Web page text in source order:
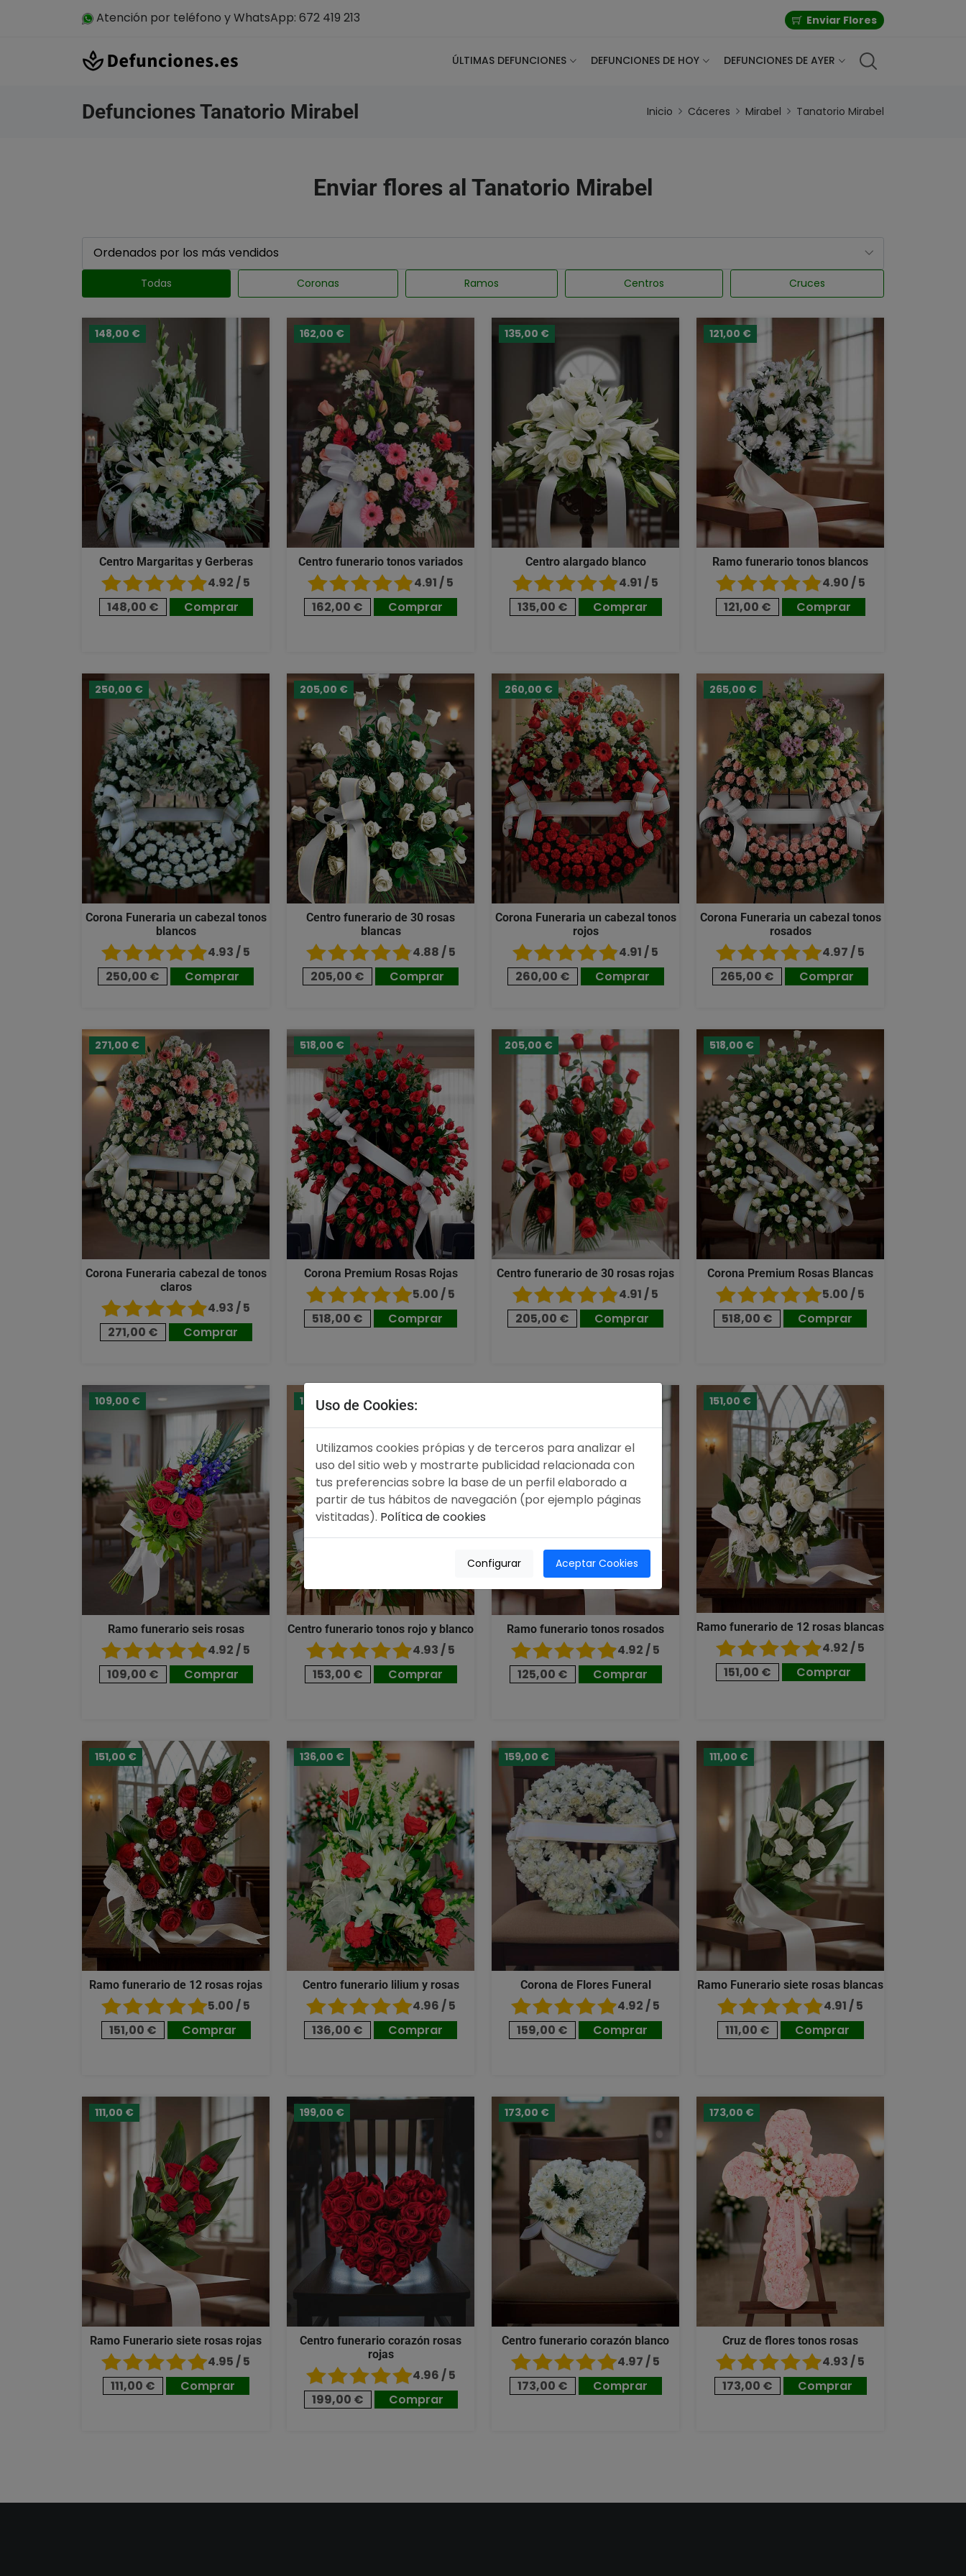
Atención por teléfono y WhatsApp: 672 419 213 Enviar Flores
ÚLTIMAS DEFUNCIONES DEFUNCIONES DE HOY DEFUNCIONES DE AYER
Defunciones Tanatorio Mirabel Inicio Cáceres Mirabel Tanatorio Mirabel
Enviar flores al Tanatorio Mirabel
Todas Coronas Ramos Centros Cruces
148,00 €
Centro Margaritas y Gerberas
4.92 / 5
148,00 €
Comprar
162,00 €
Centro funerario tonos variados
4.91 / 5
162,00 €
Comprar
135,00 €
Centro alargado blanco
4.91 / 5
135,00 €
Comprar
121,00 €
Ramo funerario tonos blancos
4.90 / 5
121,00 €
Comprar
250,00 €
Corona Funeraria un cabezal tonos
blancos
4.93 / 5
250,00 €
Comprar
205,00 €
Centro funerario de 30 rosas
blancas
4.88 / 5
205,00 €
Comprar
260,00 €
Corona Funeraria un cabezal tonos
rojos
4.91 / 5
260,00 €
Comprar
265,00 €
Corona Funeraria un cabezal tonos
rosados
4.97 / 5
265,00 €
Comprar
271,00 €
Corona Funeraria cabezal de tonos
claros
4.93 / 5
271,00 €
Comprar
518,00 €
Corona Premium Rosas Rojas
5.00 / 5
518,00 €
Comprar
205,00 €
Centro funerario de 30 rosas rojas
4.91 / 5
205,00 €
Comprar
518,00 €
Corona Premium Rosas Blancas
5.00 / 5
518,00 €
Comprar
109,00 €
Ramo funerario seis rosas
4.92 / 5
109,00 €
Comprar
153,00 €
Centro funerario tonos rojo y blanco
4.93 / 5
153,00 €
Comprar
Ramo funerario tonos rosados
4.92 / 5
125,00 €
Comprar
151,00 €
Ramo funerario de 12 rosas blancas
4.92 / 5
151,00 €
Comprar
151,00 €
Ramo funerario de 12 rosas rojas
5.00 / 5
151,00 €
Comprar
136,00 €
Centro funerario lilium y rosas
4.96 / 5
136,00 €
Comprar
159,00 €
Corona de Flores Funeral
4.92 / 5
159,00 €
Comprar
111,00 €
Ramo Funerario siete rosas blancas
4.91 / 5
111,00 €
Comprar
111,00 €
Ramo Funerario siete rosas rojas
4.95 / 5
111,00 €
Comprar
199,00 €
Centro funerario corazón rosas
rojas
4.96 / 5
199,00 €
Comprar
173,00 €
Centro funerario corazón blanco
4.97 / 5
173,00 €
Comprar
173,00 €
Cruz de flores tonos rosas
4.93 / 5
173,00 €
Comprar
Uso de Cookies:
Utilizamos cookies própias y de terceros para analizar el
uso del sitio web y mostrarte publicidad relacionada con
tus preferencias sobre la base de un perfil elaborado a
partir de tus hábitos de navegación (por ejemplo páginas
vistitadas). Política de cookies
Configurar Aceptar Cookies